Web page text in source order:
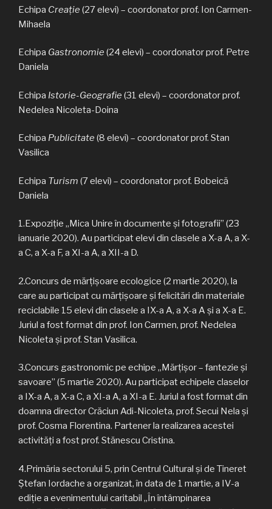
Echipa Creație (27 elevi) – coordonator prof. Ion Carmen-
Mihaela
Echipa Gastronomie (24 elevi) – coordonator prof. Petre
Daniela
Echipa Istorie-Geografie (31 elevi) – coordonator prof.
Nedelea Nicoleta-Doina
Echipa Publicitate (8 elevi) – coordonator prof. Stan
Vasilica
Echipa Turism (7 elevi) – coordonator prof. Bobeică
Daniela
1.Expoziție „Mica Unire în documente și fotografii” (23
ianuarie 2020). Au participat elevi din clasele a X-a A, a X-
a C, a X-a F, a XI-a A, a XII-a D.
2.Concurs de mărțișoare ecologice (2 martie 2020), la
care au participat cu mărțișoare și felicitări din materiale
reciclabile 15 elevi din clasele a IX-a A, a X-a A și a X-a E.
Juriul a fost format din prof. Ion Carmen, prof. Nedelea
Nicoleta și prof. Stan Vasilica.
3.Concurs gastronomic pe echipe „Mărțișor – fantezie și
savoare” (5 martie 2020). Au participat echipele claselor
a IX-a A, a X-a C, a XI-a A, a XI-a E. Juriul a fost format din
doamna director Crăciun Adi-Nicoleta, prof. Secui Nela și
prof. Cosma Florentina. Partener la realizarea acestei
activități a fost prof. Stănescu Cristina.
4.Primăria sectorului 5, prin Centrul Cultural și de Tineret
Ștefan Iordache a organizat, în data de 1 martie, a IV-a
ediție a evenimentului caritabil „În întâmpinarea